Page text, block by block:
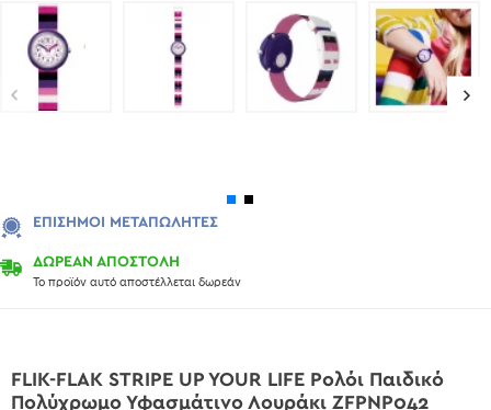
ΔΩΡΕΑΝ ΑΠΟΣΤΟΛΗ
Το προϊόν αυτό αποστέλλεται δωρεάν
ΕΠΊΣΗΜΟΙ ΜΕΤΑΠΩΛΗΤΈΣ
FLIK-FLAK STRIPE UP YOUR LIFE Ρολόι Παιδικό
Πολύχρωμο Υφασμάτινο Λουράκι ZFPNP042